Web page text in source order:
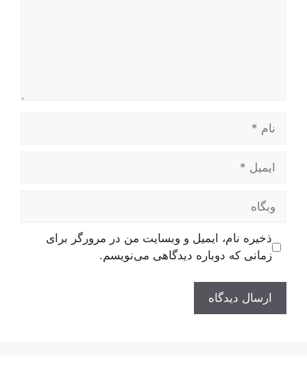
ایمیل
وبگاه
ذخیره نام، ایمیل و وبسایت من در مرورگر برای
زمانی که دوباره دیدگاهی می‌نویسم.